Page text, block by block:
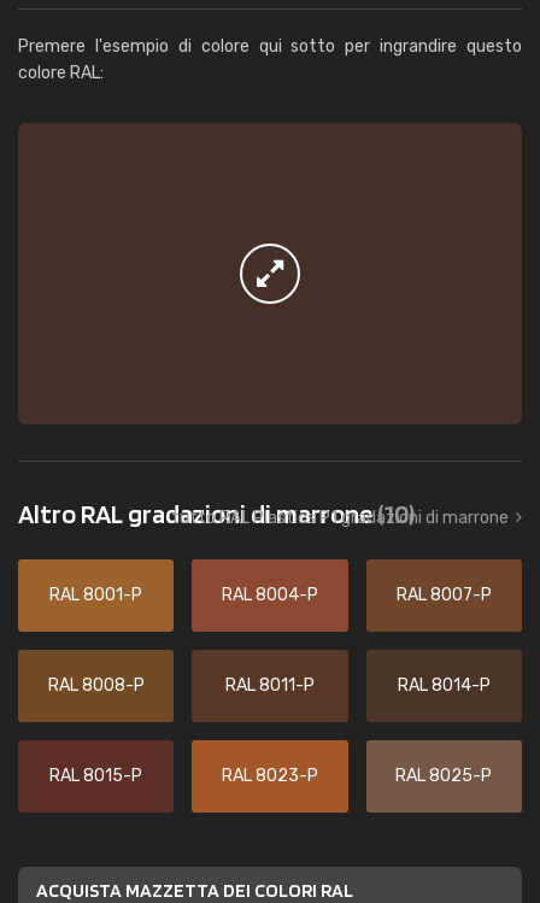
Premere l'esempio di colore qui sotto per ingrandire questo
colore RAL:
Altro RAL gradazioni di marrone(10)
tutto RAL Plastics P1 gradazioni di marrone
RAL 8001-P RAL 8004-P RAL 8007-P
RAL 8008-P RAL 8011-P RAL 8014-P
RAL 8015-P RAL 8023-P RAL 8025-P
ACQUISTA MAZZETTA DEI COLORI RAL